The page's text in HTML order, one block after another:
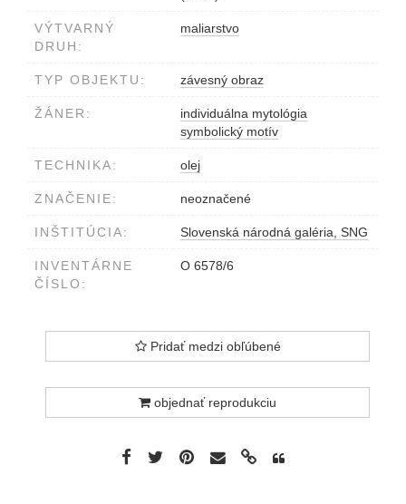
VÝTVARNÝ
DRUH:
maliarstvo
TYP OBJEKTU: závesný obraz
ŽÁNER:
individuálna mytológia
symbolický motív
TECHNIKA: olej
ZNAČENIE: neoznačené
INŠTITÚCIA: Slovenská národná galéria, SNG
INVENTÁRNE
ČÍSLO:
O 6578/6
Pridať medzi obľúbené
objednať reprodukciu